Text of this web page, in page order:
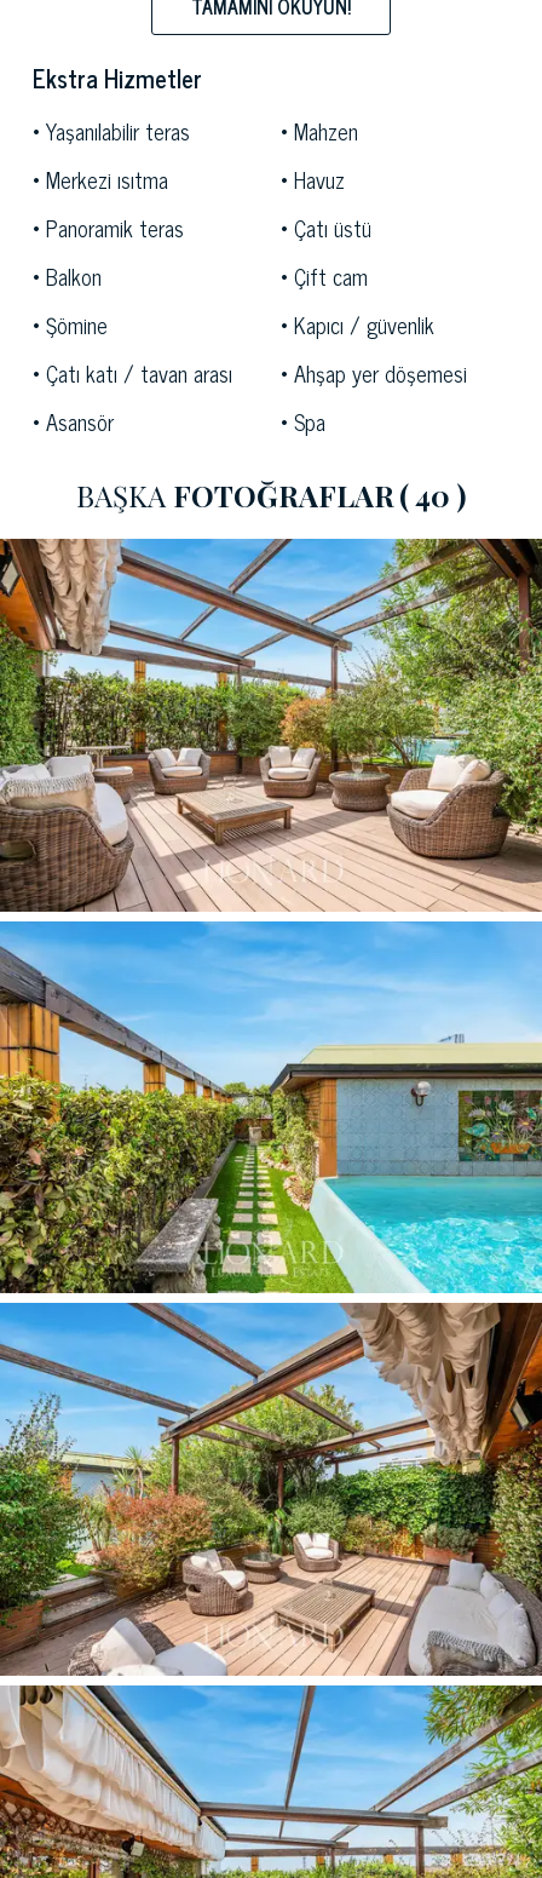
Ekstra Hizmetler
Yaşanılabilir teras
Mahzen
Merkezi ısıtma
Havuz
Panoramik teras
Çatı üstü
Balkon
Çift cam
Şömine
Kapıcı / güvenlik
Çatı katı / tavan arası
Ahşap yer döşemesi
Asansör
Spa
BAŞKA FOTOĞRAFLAR( 40 )